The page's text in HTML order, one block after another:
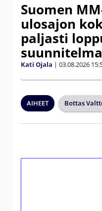
Suomen
ulosajon
paljasti
Kati Ojala | 03.08.2026
AIHEET Bottas